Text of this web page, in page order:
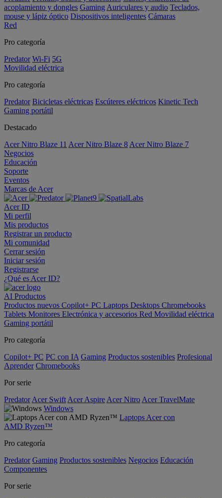
acoplamiento y dongles Gaming Auriculares y audio Teclados,
mouse y lápiz óptico Dispositivos inteligentes Cámaras
Red
Pro categoría
Predator Wi-Fi 5G
Movilidad eléctrica
Pro categoría
Predator Bicicletas eléctricas Escúteres eléctricos Kinetic Tech
Gaming portátil
Destacado
Acer Nitro Blaze 11 Acer Nitro Blaze 8 Acer Nitro Blaze 7
Negocios
Educación
Soporte
Eventos
Marcas de Acer
Acer ID
Mi perfil
Mis productos
Registrar un producto
Mi comunidad
Cerrar sesión
Iniciar sesión
Registrarse
¿Qué es Acer ID?
AI Productos
Productos nuevos Copilot+ PC Laptops Desktops Chromebooks
Tablets Monitores Electrónica y accesorios Red Movilidad eléctrica
Gaming portátil
Pro categoría
Copilot+ PC PC con IA Gaming Productos sostenibles Profesional
Aprender Chromebooks
Por serie
Predator Acer Swift Acer Aspire Acer Nitro Acer TravelMate
Windows
Laptops Acer con
AMD Ryzen™
Pro categoría
Predator Gaming Productos sostenibles Negocios Educación
Componentes
Por serie